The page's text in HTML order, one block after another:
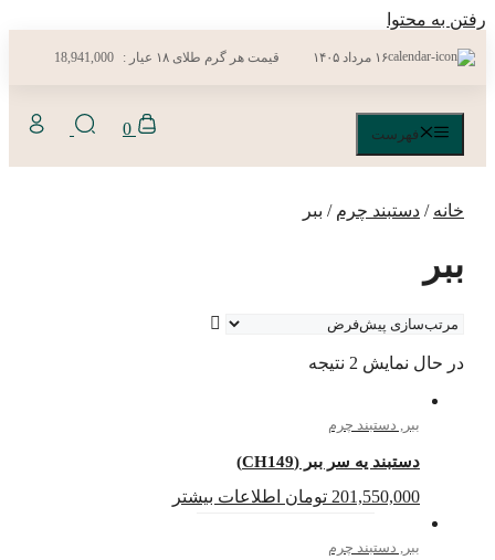
رفتن به محتوا
۱۶ مرداد ۱۴۰۵ قیمت هر گرم طلای ۱۸ عیار : 18,941,000
0 فهرست
خانه / دستبند چرم / ببر
ببر
در حال نمایش 2 نتیجه
ببر دستبند چرم
دستبند یه سر ببر (CH149)
201,550,000 تومان اطلاعات بیشتر
ببر , دستبند چرم